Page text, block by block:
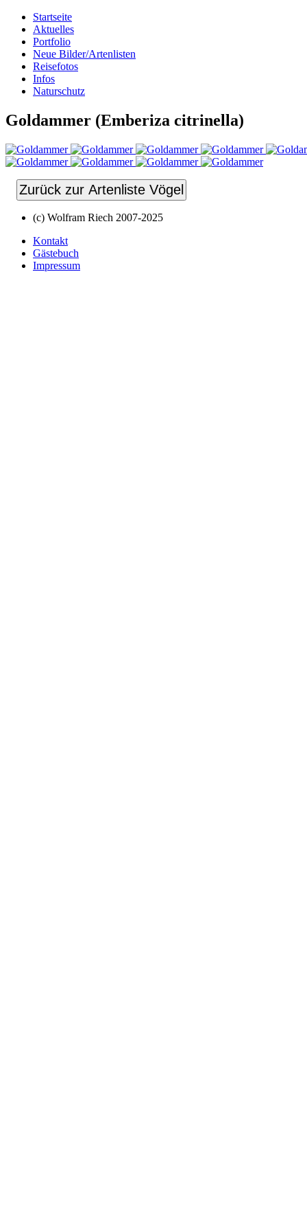
Startseite
Aktuelles
Portfolio
Neue Bilder/Artenlisten
Reisefotos
Infos
Naturschutz
Goldammer (Emberiza citrinella)
Zurück zur Artenliste Vögel
(c) Wolfram Riech 2007-2025
Kontakt
Gästebuch
Impressum